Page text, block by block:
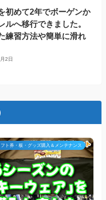
初めて2年でボーゲンか
ルへ移行できました。
練習方法や簡単に滑れ
2日
フト券・板・グッズ購入＆メンテナンス